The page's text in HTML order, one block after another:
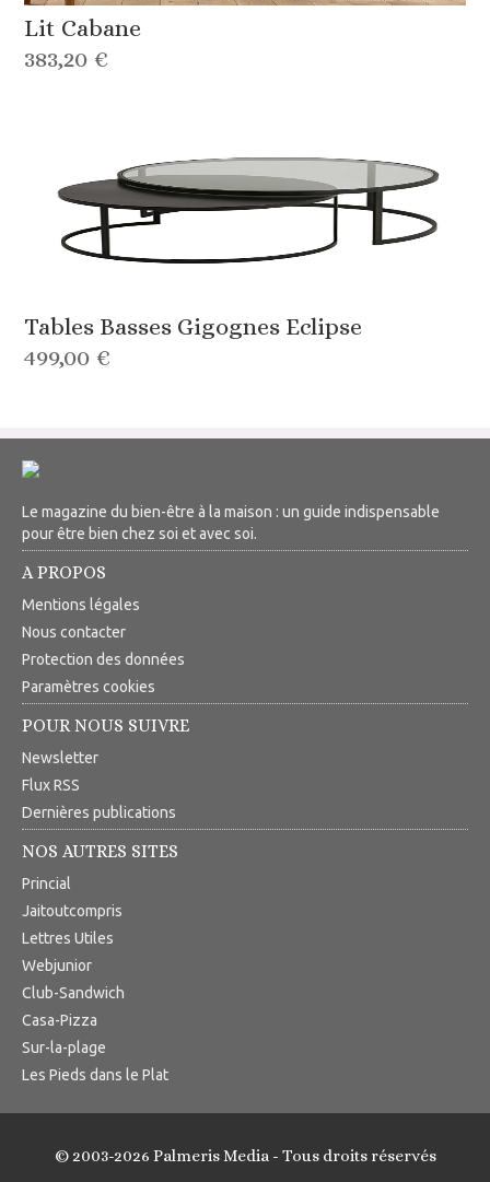
Lit Cabane
383,20 €
Tables Basses Gigognes Eclipse
499,00 €
Le magazine du bien-être à la maison : un guide indispensable
pour être bien chez soi et avec soi.
A PROPOS
Mentions légales
Nous contacter
Protection des données
Paramètres cookies
POUR NOUS SUIVRE
Newsletter
Flux RSS
Dernières publications
NOS AUTRES SITES
Princial
Jaitoutcompris
Lettres Utiles
Webjunior
Club-Sandwich
Casa-Pizza
Sur-la-plage
Les Pieds dans le Plat
© 2003-2026 Palmeris Media - Tous droits réservés